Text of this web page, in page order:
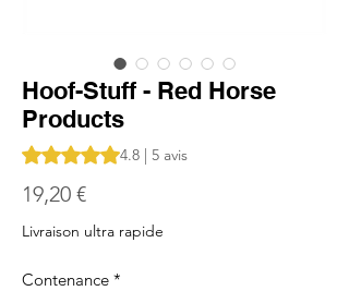
Hoof-Stuff - Red Horse
Products
La note est de 4.8 sur cinq étoiles selon 5
4.8 | 5 avis
19,20 €Prix
Livraison ultra rapide
Contenance *